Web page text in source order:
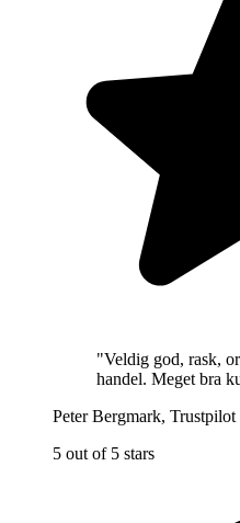
"Veldig god, rask,
handel. Meget bra
Peter Bergmark, Trustpilot
5 out of 5 stars